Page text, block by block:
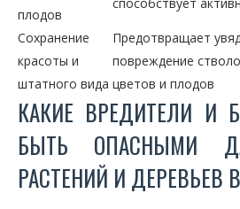
плодов
Сохранение
красоты и
штатного вида
Предотвращает
повреждение
цветов и плодов
КАКИЕ ВРЕДИТЕЛИ И
БЫТЬ ОПАСНЫМИ
РАСТЕНИЙ И ДЕРЕВЬЕВ